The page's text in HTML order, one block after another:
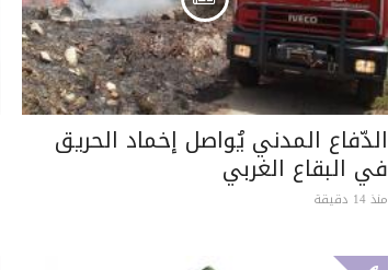
الدّفاع المدني يُواصل إخماد الحريق
في البقاع الغربي
منذ 14 دقيقة